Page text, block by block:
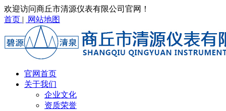
欢迎访问商丘市清源仪表有限公司官网！
首页 | 网站地图
官网首页
关于我们
企业文化
资质荣誉